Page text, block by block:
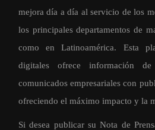
mejora día a día al servicio de los
los principales departamentos de
como en Latinoamérica. Esta
digitales ofrece información
comunicados empresariales con
ofreciendo el máximo impacto y la
Si desea publicar su Nota de